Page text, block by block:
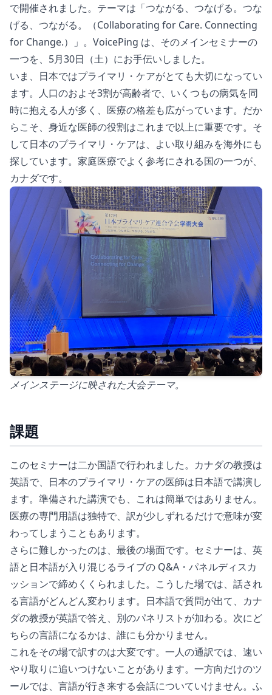
で開催されました。テーマは「つながる、つなげる。つな
げる、つながる。（Collaborating for Care. Connecting
for Change.）」。VoicePing は、そのメインセミナーの
一つを、5月30日（土）にお手伝いしました。
いま、日本ではプライマリ・ケアがとても大切になってい
ます。人口のおよそ3割が高齢者で、いくつもの病気を同
時に抱える人が多く、医療の格差も広がっています。だか
らこそ、身近な医師の役割はこれまで以上に重要です。そ
して日本のプライマリ・ケアは、よい取り組みを海外にも
探しています。家庭医療でよく参考にされる国の一つが、
カナダです。
メインステージに映された大会テーマ。
課題
このセミナーは二か国語で行われました。カナダの教授は
英語で、日本のプライマリ・ケアの医師は日本語で講演し
ます。準備された講演でも、これは簡単ではありません。
医療の専門用語は独特で、訳が少しずれるだけで意味が変
わってしまうこともあります。
さらに難しかったのは、最後の場面です。セミナーは、英
語と日本語が入り混じるライブの Q&A・パネルディスカ
ッションで締めくくられました。こうした場では、話され
る言語がどんどん変わります。日本語で質問が出て、カナ
ダの教授が英語で答え、別のパネリストが加わる。次にど
ちらの言語になるかは、誰にも分かりません。
これをその場で訳すのは大変です。一人の通訳では、速い
やり取りに追いつけないことがあります。一方向だけのツ
ールでは、言語が行き来する会話についていけません。ふ